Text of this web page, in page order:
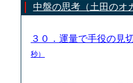
中盤の思考（土田のオ
３０．運量で手役の見
秒）